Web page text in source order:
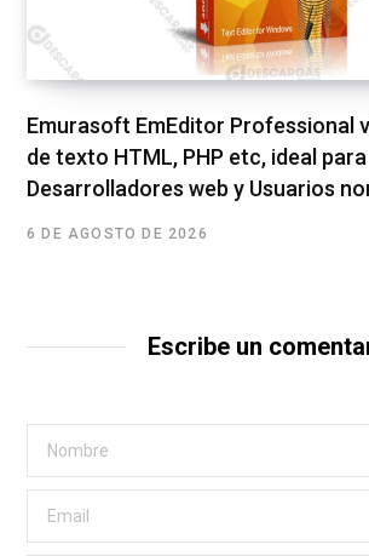
Emurasoft EmEditor Professional
de texto HTML, PHP etc, ideal para
Desarrolladores web y Usuarios
6 DE AGOSTO DE 2026
Escribe un